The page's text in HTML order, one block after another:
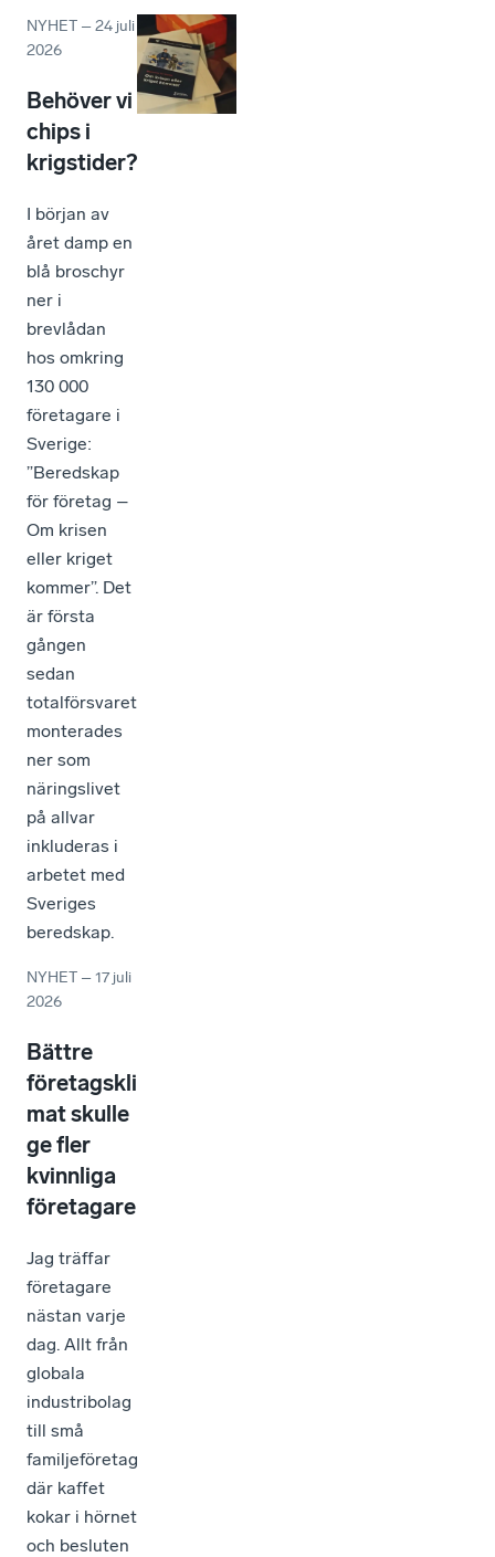
NYHET –24 juli
2026
Behöver vi
chips i
krigstider?
I början av
året damp en
blå broschyr
ner i
brevlådan
hos omkring
130 000
företagare i
Sverige:
”Beredskap
för företag –
Om krisen
eller kriget
kommer”. Det
är första
gången
sedan
totalförsvaret
monterades
ner som
näringslivet
på allvar
inkluderas i
arbetet med
Sveriges
beredskap.
NYHET –17 juli
2026
Bättre
företagskli
mat skulle
ge fler
kvinnliga
företagare
Jag träffar
företagare
nästan varje
dag. Allt från
globala
industribolag
till små
familjeföretag
där kaffet
kokar i hörnet
och besluten